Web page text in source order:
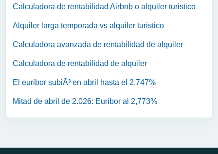
Calculadora de rentabilidad Airbnb o alquiler turistico
Alquiler larga temporada vs alquiler turistico
Calculadora avanzada de rentabilidad de alquiler
Calculadora de rentabilidad de alquiler
El euribor subiÃ³ en abril hasta el 2,747%
Mitad de abril de 2.026: Euribor al 2,773%